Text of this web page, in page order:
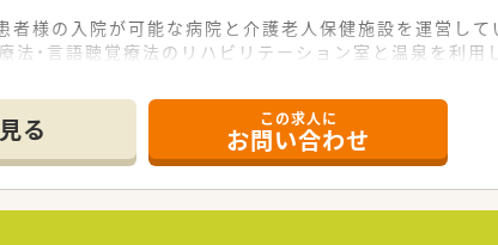
様の入院が可能な病院と介護老人保健施設を運営して
法・言語聴覚療法のリハビリテーション室と温泉を利
ンの在宅サービスも提供しています。
る この求人に
お問い合わせ